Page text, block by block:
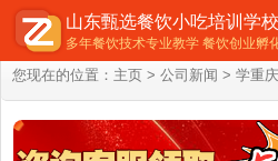
您现在的位置： 主页 > 公司新闻 > 学重
哪里学？
山东甄选餐饮小吃培训学校
多年餐饮技术专业教学 餐饮创业孵